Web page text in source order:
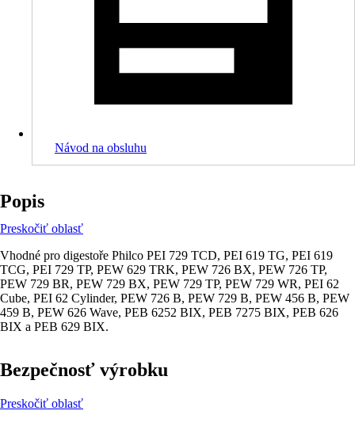
Návod na obsluhu
Popis
Preskočiť oblasť
Vhodné pro digestoře Philco PEI 729 TCD, PEI 619 TG, PEI 619
TCG, PEI 729 TP, PEW 629 TRK, PEW 726 BX, PEW 726 TP,
PEW 729 BR, PEW 729 BX, PEW 729 TP, PEW 729 WR, PEI 62
Cube, PEI 62 Cylinder, PEW 726 B, PEW 729 B, PEW 456 B, PEW
459 B, PEW 626 Wave, PEB 6252 BIX, PEB 7275 BIX, PEB 626
BIX a PEB 629 BIX.
Bezpečnosť výrobku
Preskočiť oblasť